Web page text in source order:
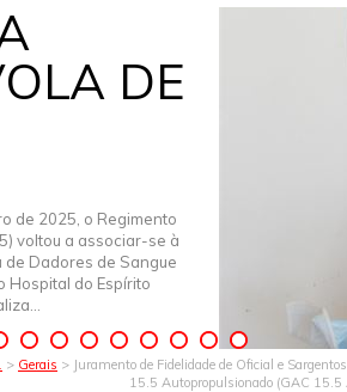
DE
de 2025, o Regimento
voltou a associar-se à
Dadores de Sangue
Hospital do Espírito
> Gerais > Juramento de Fidelidade de Oficial e
15.5 Autopropulsionado (GAC 15.5